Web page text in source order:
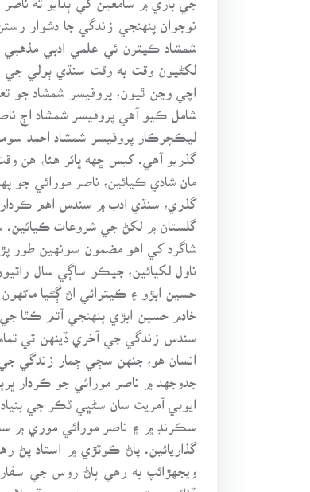
نوجوان پنهنجي زندگي جا دشوار
شمشاد ڪيترن ئي علمي ادبي
لکڻيون وقت به وقت سنڌي ٻولي جي
اچي وڃن ٿيون، پروفيسر شمشاد جو
شامل ڪيو آهي پروفيسر شمشاد اڄ
ليڪچرڪار پروفيسر شمشاد احمد
گذريو آهي. کيس ڇهه ڀائر هئا، هن
گذري، سنڌي ادب ۾ سندس اهم ڪردار
گلستان ۾ لکڻ جي شروعات ڪيائين.
ناول لکيائين، جيڪو ساڳي سال
حسين ابڙو ۽ ڪيترائي اڻ ڳڻيا
خادم حسين ابڙي پنهنجي آتم
سندس زندگي جي آخري ڏينهن تي
انسان هو، جنهن سڄي ڄمار زندگي
جدوجهد ۾ ناصر مورائي جو ڪردار
ايوبي آمريت سان سڻڀي ٽڪر جي
سڪرنڊ ۾ ۽ ناصر مورائي موري ۾
گذاريائين. پاڻ ڪوٽڙي ۾ استاد
ويجهڙائپ به رهي پاڻ روس جي
ڏنائين، جتي هن مزدورن جي حقن